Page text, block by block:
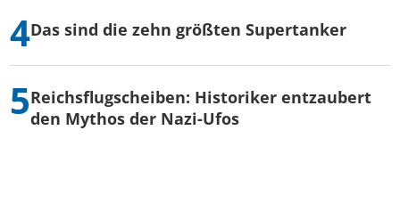
Das sind die zehn größten Supertanker
Reichsflugscheiben: Historiker entzaubert
den Mythos der Nazi-Ufos